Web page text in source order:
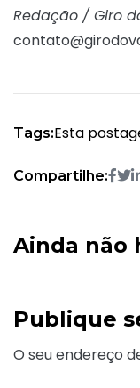
Redação / Giro
Tags:Esta
Compartilhe:
Ainda não
Publique
O seu endereço